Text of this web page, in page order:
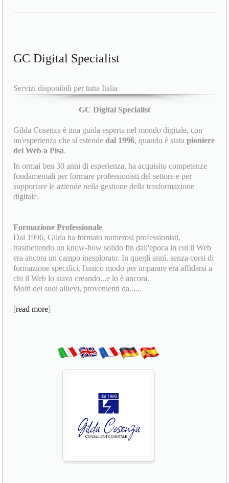
GC Digital Specialist
Servizi disponibili per tutta Italia
GC Digital Specialist
Gilda Cosenza è una guida esperta nel mondo digitale, con
un'esperienza che si estendedal 1996, quando è statapioniere
del Web a Pisa.
In ormai ben 30 anni di esperienza, ha acquisito competenze
fondamentali per formare professionisti del settore e per
supportare le aziende nella gestione della trasformazione
digitale.
Formazione Professionale
Dal 1996, Gilda ha formato numerosi professionisti,
trasmettendo un know-how solido fin dall'epoca in cui il Web
era ancora un campo inesplorato. In quegli anni, senza corsi di
formazione specifici, l'unico modo per imparare era affidarsi a
chi il Web lo stava creando...e lo è ancora.
Molti dei suoi allievi, provenienti da......
[read more]